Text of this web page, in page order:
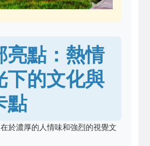
亮點：熱情
下的文化與
點
於濃厚的人情味和強烈的視覺文